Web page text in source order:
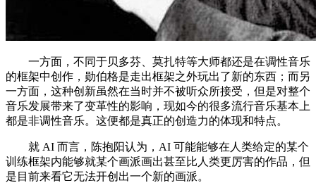
一方面，不同于贝多芬、莫扎特等大师都还是在调性音乐
的框架中创作，勋伯格是走出框架之外玩出了新的东西；而另
一方面，这种创新虽然在当时并不被听众所接受，但是对整个
音乐发展带来了变革性的影响，现如今的很多流行音乐基本上
都是非调性音乐。这便都是真正的创造力的体现和特点。
就 AI 而言，陈抱阳认为，AI 可能能够在人类给定的某个
训练框架内能够就某个画派画出甚至比人类更厉害的作品，但
是目前来看它无法开创出一个新的画派。